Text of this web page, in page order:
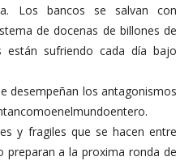
Los bancos se salvan con
de docenas de billones de
están sufriendo cada día bajo
desempeñan los antagonismos
y fragiles que se hacen entre
preparan a la proxima ronda de